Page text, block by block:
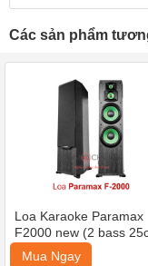
Các sản phẩm
Loa Karaoke Paramax
F2000 new (2 bass
Mua Ngay